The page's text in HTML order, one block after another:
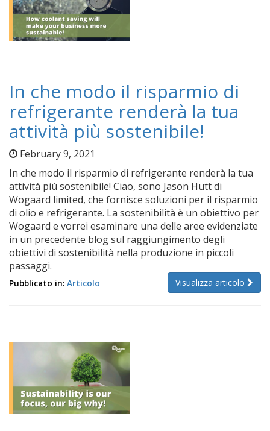
In che modo il risparmio di
refrigerante renderà la tua
attività più sostenibile!
February 9, 2021
In che modo il risparmio di refrigerante renderà la tua
attività più sostenibile! Ciao, sono Jason Hutt di
Wogaard limited, che fornisce soluzioni per il risparmio
di olio e refrigerante. La sostenibilità è un obiettivo per
Wogaard e vorrei esaminare una delle aree evidenziate
in un precedente blog sul raggiungimento degli
obiettivi di sostenibilità nella produzione in piccoli
passaggi.
Visualizza articolo
Pubblicato in: Articolo